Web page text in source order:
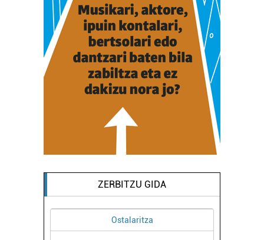
ZERBITZU GIDA
Ostalaritza